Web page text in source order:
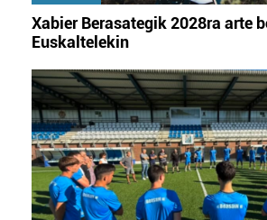
Xabier Berasategik 2028ra arte
Euskaltelekin